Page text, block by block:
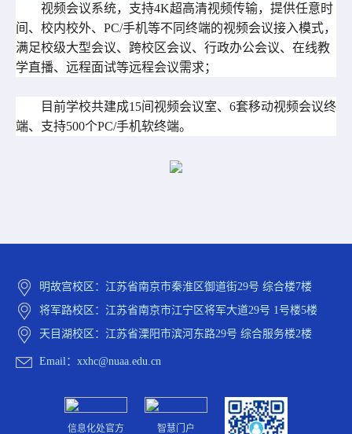
视频会议系统，支持4K超高清视频传输，提供任意时
间、校内校外、 PC/手机等不同终端的视频会议接入模式，
满足校级大型会议、跨校区会议、行政办公会议、在线教
学直播、远程面试等远程会议需求；
目前学校共建成15间视频会议室、 6套移动视频会议终
端、支持500个PC/手机软终端。
明故宫校区：江苏省南京市秦淮区御道街29号 综合楼7楼
将军路校区：江苏省南京市江宁区将军大道29号 1号楼5楼
天目湖校区：江苏省溧阳市滨河东路29号 综合服务楼2楼
Email：xxhc@nuaa.edu.cn
信息化处官方 智慧门户